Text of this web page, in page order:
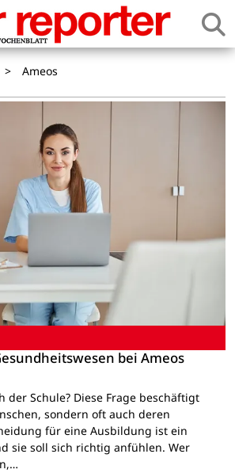
> Ameos
bei Ameos
der Schule? Diese Frage beschäftigt
sondern oft auch deren
für eine Ausbildung ist ein
sie soll sich richtig anfühlen. Wer